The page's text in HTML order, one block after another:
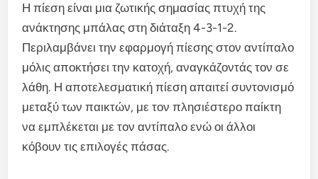
Η πίεση είναι μια ζωτικής σημασίας πτυχή της
ανάκτησης μπάλας στη διάταξη 4-3-1-2.
Περιλαμβάνει την εφαρμογή πίεσης στον αντίπαλο
μόλις αποκτήσει την κατοχή, αναγκάζοντάς τον σε
λάθη. Η αποτελεσματική πίεση απαιτεί συντονισμό
μεταξύ των παικτών, με τον πλησιέστερο παίκτη
να εμπλέκεται με τον αντίπαλο ενώ οι άλλοι
κόβουν τις επιλογές πάσας.